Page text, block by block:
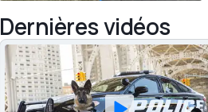
Dernières vidéos